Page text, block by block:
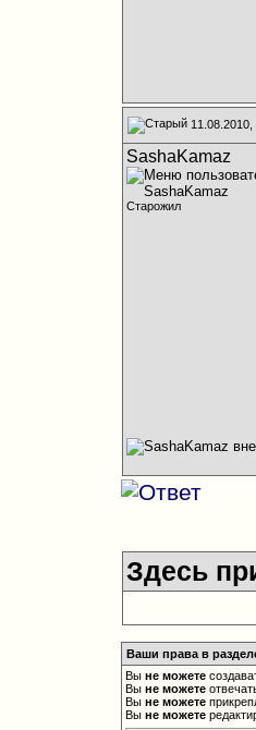
11.08.2010,
SashaKamaz
Старожил
Здесь
Ваши права в
Выне можете
Выне можете
Выне можете
Выне можете